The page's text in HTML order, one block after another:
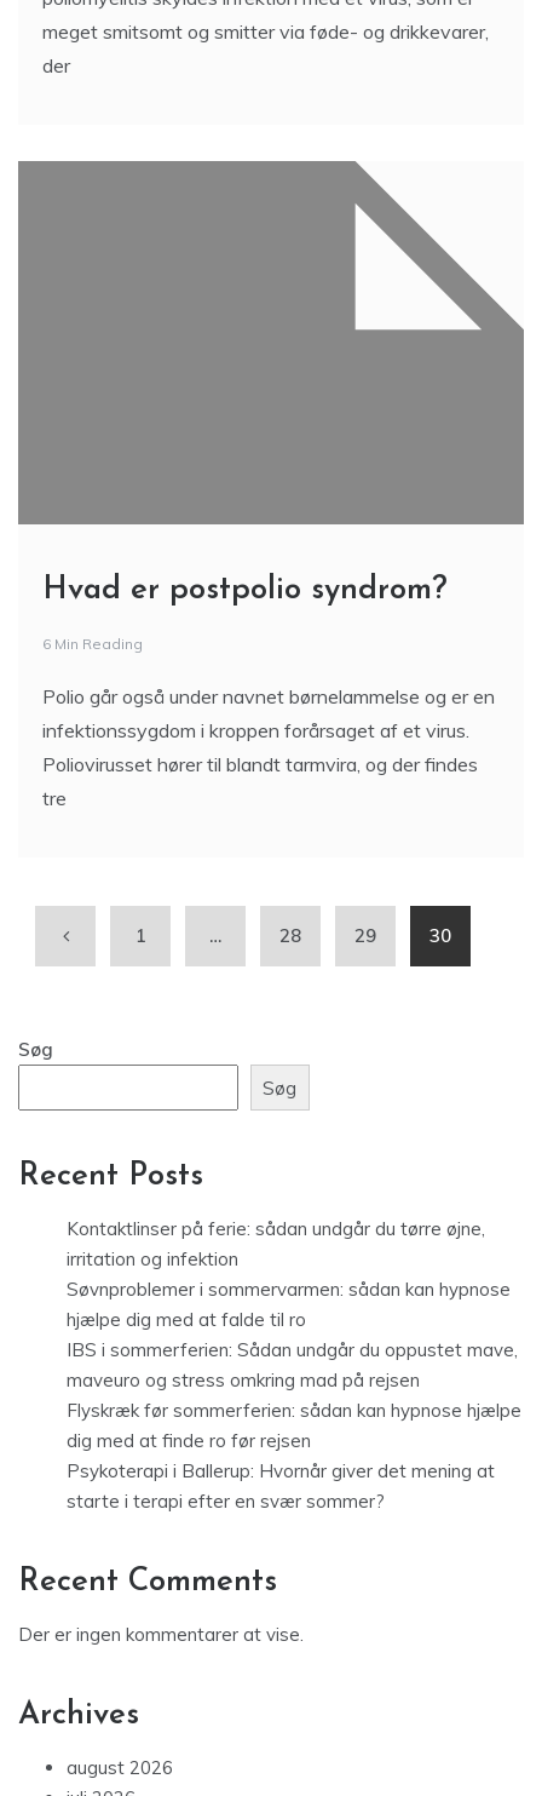
meget smitsomt og smitter via føde- og drikkevarer,
der
Hvad er postpolio syndrom?
6 Min Reading
Polio går også under navnet børnelammelse og er en
infektionssygdom i kroppen forårsaget af et virus.
Poliovirusset hører til blandt tarmvira, og der findes
tre
1 … 28 29 30
Søg
Søg
Recent Posts
Kontaktlinser på ferie: sådan undgår du tørre øjne,
irritation og infektion
Søvnproblemer i sommervarmen: sådan kan hypnose
hjælpe dig med at falde til ro
IBS i sommerferien: Sådan undgår du oppustet mave,
maveuro og stress omkring mad på rejsen
Flyskræk før sommerferien: sådan kan hypnose hjælpe
dig med at finde ro før rejsen
Psykoterapi i Ballerup: Hvornår giver det mening at
starte i terapi efter en svær sommer?
Recent Comments
Der er ingen kommentarer at vise.
Archives
august 2026